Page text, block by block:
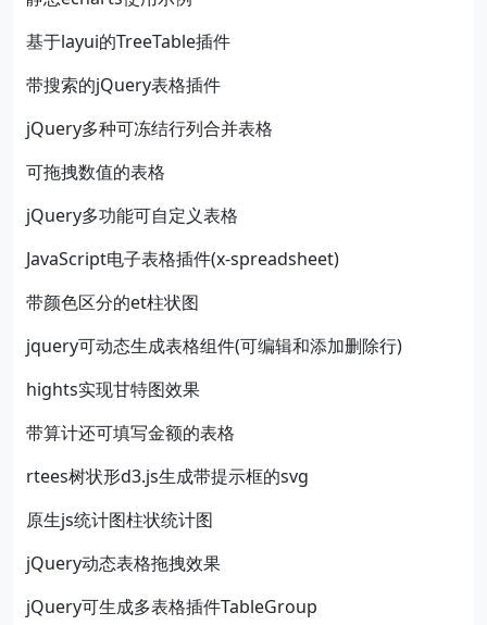
基于layui的TreeTable插件
带搜索的jQuery表格插件
jQuery多种可冻结行列合并表格
可拖拽数值的表格
jQuery多功能可自定义表格
JavaScript电子表格插件(x-spreadsheet)
带颜色区分的et柱状图
jquery可动态生成表格组件(可编辑和添加删除行)
hights实现甘特图效果
带算计还可填写金额的表格
rtees树状形d3.js生成带提示框的svg
原生js统计图柱状统计图
jQuery动态表格拖拽效果
jQuery可生成多表格插件TableGroup